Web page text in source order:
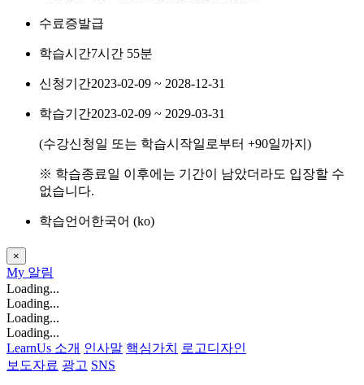
수료증발급
학습시간7시간 55분
신청기간2023-02-09 ~ 2028-12-31
학습기간2023-02-09 ~ 2029-03-31
(수강신청일 또는 학습시작일로부터 +90일까지)
※ 학습종료일 이후에는 기간이 남았더라도 입장할 수
없습니다.
학습언어 한국어 ‎(ko)‎
×
My 알림
Loading...
Loading...
Loading...
Loading...
LearnUs 소개 인사말 핵심가치
로고디자인
보도자료 광고 SNS